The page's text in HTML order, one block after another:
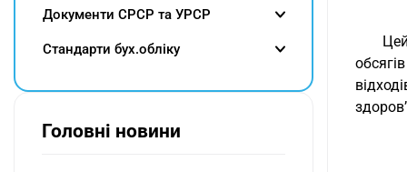
Документи СРСР та УРСР
Cтандарти бух.обліку
Головні новини